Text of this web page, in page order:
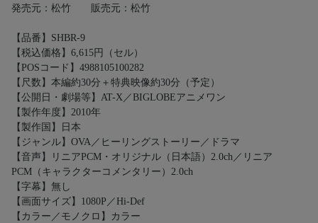
発売元：松竹 販売元：松竹
【品番】SHBR-9
【税込価格】6,615円（セル）
【POSコード】4988105100282
【尺数】本編約30分＋特典映像約30分（予定）
【公開日・劇場等】AT-X／BIGLOBEアニメワン
【製作年度】2010年
【製作国】日本
【ジャンル】OVA／ヒーリングストーリー／ドラマ
【音声】リニアPCM・オリジナル（日本語）2.0ch／リニア
PCM（キャラクターコメンタリー）2.0ch
【字幕】無し
【画面サイズ】1080P／Hi-Def
【カラー／モノクロ】カラー